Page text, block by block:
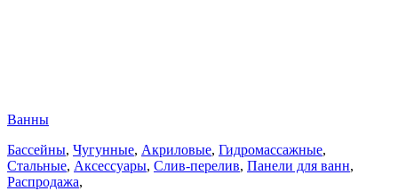
Ванны
Бассейны, Чугунные, Акриловые, Гидромассажные,
Стальные, Аксессуары, Слив-перелив, Панели для ванн,
Распродажа,